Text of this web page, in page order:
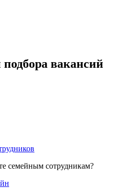
вакансий
семейным сотрудникам?